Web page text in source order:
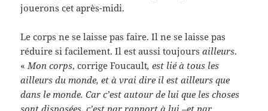
jouerons cet après-midi.
Le corps ne se laisse pas faire. Il ne se laisse pas
réduire si facilement. Il est aussi toujours ailleurs.
« Mon corps, corrige Foucault, est lié à tous les
ailleurs du monde, et à vrai dire il est ailleurs que
dans le monde. Car c’est autour de lui que les choses
sont disposées, c’est par rapport à lui –et par